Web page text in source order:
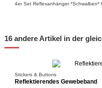
4er Set Reflexanhänger *Schwalben*
16 andere Artikel in der
Stickers & Buttons
Reflektierendes Gewebeband